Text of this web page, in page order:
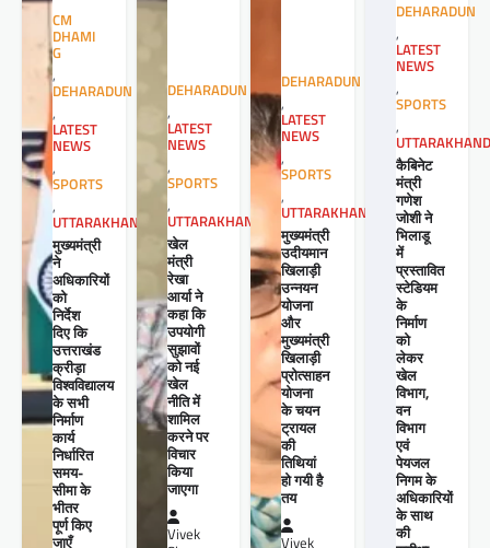
CM
DHAMI
G
,
DEHARADUN
,
LATEST
NEWS
,
SPORTS
,
UTTARAKHAND
मुख्यमंत्री
ने
अधिकारियों
को
निर्देश
दिए कि
उत्तराखंड
क्रीड़ा
विश्वविद्यालय
के सभी
निर्माण
कार्य
निर्धारित
समय-
सीमा के
भीतर
पूर्ण किए
जाएँ
DEHARADUN
,
LATEST
NEWS
,
SPORTS
,
UTTARAKHAND
खेल
मंत्री
रेखा
आर्या ने
कहा कि
उपयोगी
सुझावों
को नई
खेल
नीति में
शामिल
करने पर
विचार
किया
जाएगा
Vivek
DEHARADUN
,
LATEST
NEWS
,
SPORTS
,
UTTARAKHAND
मुख्यमंत्री
उदीयमान
खिलाड़ी
उन्नयन
योजना
और
मुख्यमंत्री
खिलाड़ी
प्रोत्साहन
योजना
के चयन
ट्रायल
की
तिथियां
हो गयी है
तय
Vivek
DEHARADUN
,
LATEST
NEWS
,
SPORTS
,
UTTARAKHAND
कैबिनेट
मंत्री
गणेश
जोशी ने
भिलाडू
में
प्रस्तावित
स्टेडियम
के
निर्माण
को
लेकर
खेल
विभाग,
वन
विभाग
एवं
पेयजल
निगम के
अधिकारियों
के साथ
की